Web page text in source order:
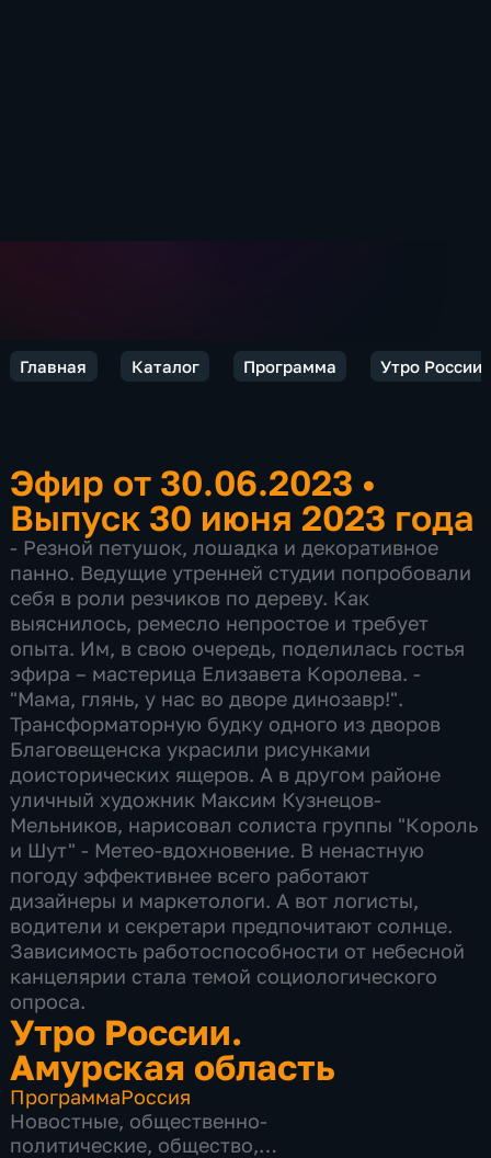
Главная Каталог Программа Утро
Эфир от 30.06.2023 •
Выпуск 30 июня 2023 года
- Резной петушок, лошадка и декоративное
панно. Ведущие утренней студии попробовали
себя в роли резчиков по дереву. Как
выяснилось, ремесло непростое и требует
опыта. Им, в свою очередь, поделилась гостья
эфира – мастерица Елизавета Королева. -
"Мама, глянь, у нас во дворе динозавр!".
Трансформаторную будку одного из дворов
Благовещенска украсили рисунками
доисторических ящеров. А в другом районе
уличный художник Максим Кузнецов-
Мельников, нарисовал солиста группы "Король
и Шут" - Метео-вдохновение. В ненастную
погоду эффективнее всего работают
дизайнеры и маркетологи. А вот логисты,
водители и секретари предпочитают солнце.
Зависимость работоспособности от небесной
канцелярии стала темой социологического
опроса.
Утро России.
Амурская область
ПрограммаРоссия
Новостные, общественно-
политические, общество,